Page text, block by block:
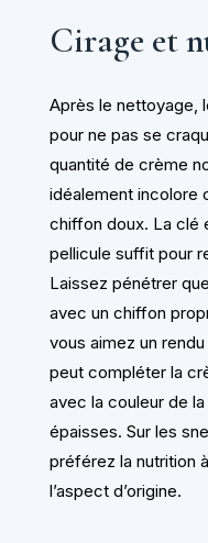
Cirage et
Après le nettoyage,
pour ne pas se
quantité de crème
idéalement incolore
chiffon doux. La clé
pellicule suffit pour
Laissez pénétrer
avec un chiffon
vous aimez un
peut compléter la
avec la couleur de
épaisses. Sur les
préférez la nutrition
l’aspect d’origine.